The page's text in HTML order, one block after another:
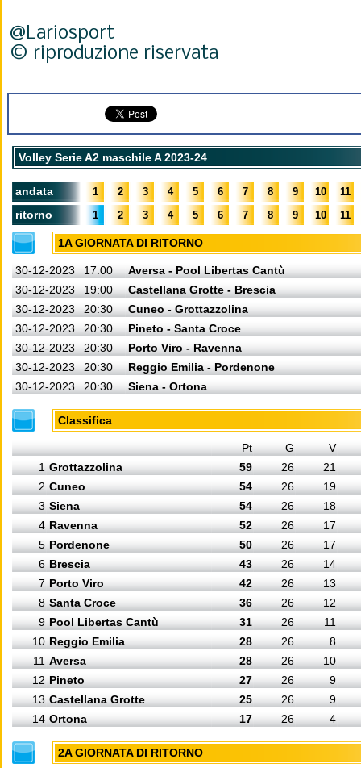
@Lariosport
© riproduzione riservata
Volley Serie A2 maschile A 2023-24
andata 1 2 3 4 5 6 7 8 9 10 11
ritorno 1 2 3 4 5 6 7 8 9 10 11
1A GIORNATA DI RITORNO
30-12-2023 17:00
Aversa - Pool Libertas Cantù
30-12-2023
19:00
Castellana Grotte - Brescia
30-12-2023
20:30
Cuneo - Grottazzolina
30-12-2023
20:30
Pineto - Santa Croce
30-12-2023
20:30
Porto Viro - Ravenna
30-12-2023
20:30
Reggio Emilia - Pordenone
30-12-2023
20:30 Siena - Ortona
Classifica
Pt G
V
1 Grottazzolina 59 26
21
2 Cuneo 54 26
19
3 Siena 54 26
18
4 Ravenna 52 26
17
5 Pordenone 50 26
17
6 Brescia 43 26
14
7 Porto Viro 42 26
13
8 Santa Croce 36 26
12
9 Pool Libertas Cantù 31 26
11
10 Reggio Emilia 28 26
8
11 Aversa 28 26
10
12 Pineto 27 26
9
13 Castellana Grotte 25 26
9
14 Ortona 17 26 4
2A GIORNATA DI RITORNO